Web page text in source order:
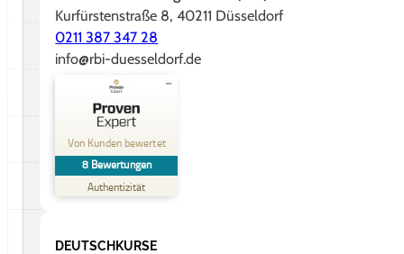
Kurfürstenstraße 8, 40211 Düsseldorf
0211 387 347 28
info@rbi-duesseldorf.de
Von Kunden bewertet
8 Bewertungen
Authentizität
Kundenbewertungen und Erfahrungen zu
Rheinisches Bildungsinstitut GmbH
SEHR GUT
DEUTSCHKURSE